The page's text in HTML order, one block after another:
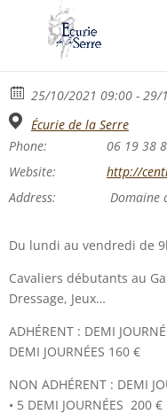
25/10/2021 09:00 - 29/
Écurie de la Serre
Phone:
06 19 38
Website:
http://
Address:
Domaine
Du lundi au vendredi de
Cavaliers débutants au
Dressage, Jeux…
ADHÉRENT : DEMI
DEMI JOURNÉES 160 €
NON ADHÉRENT : DEMI
• 5 DEMI JOURNÉES 200 €